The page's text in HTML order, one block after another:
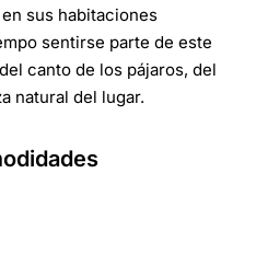
sus habitaciones
sentirse parte de este
canto de los pájaros, del
natural del lugar.